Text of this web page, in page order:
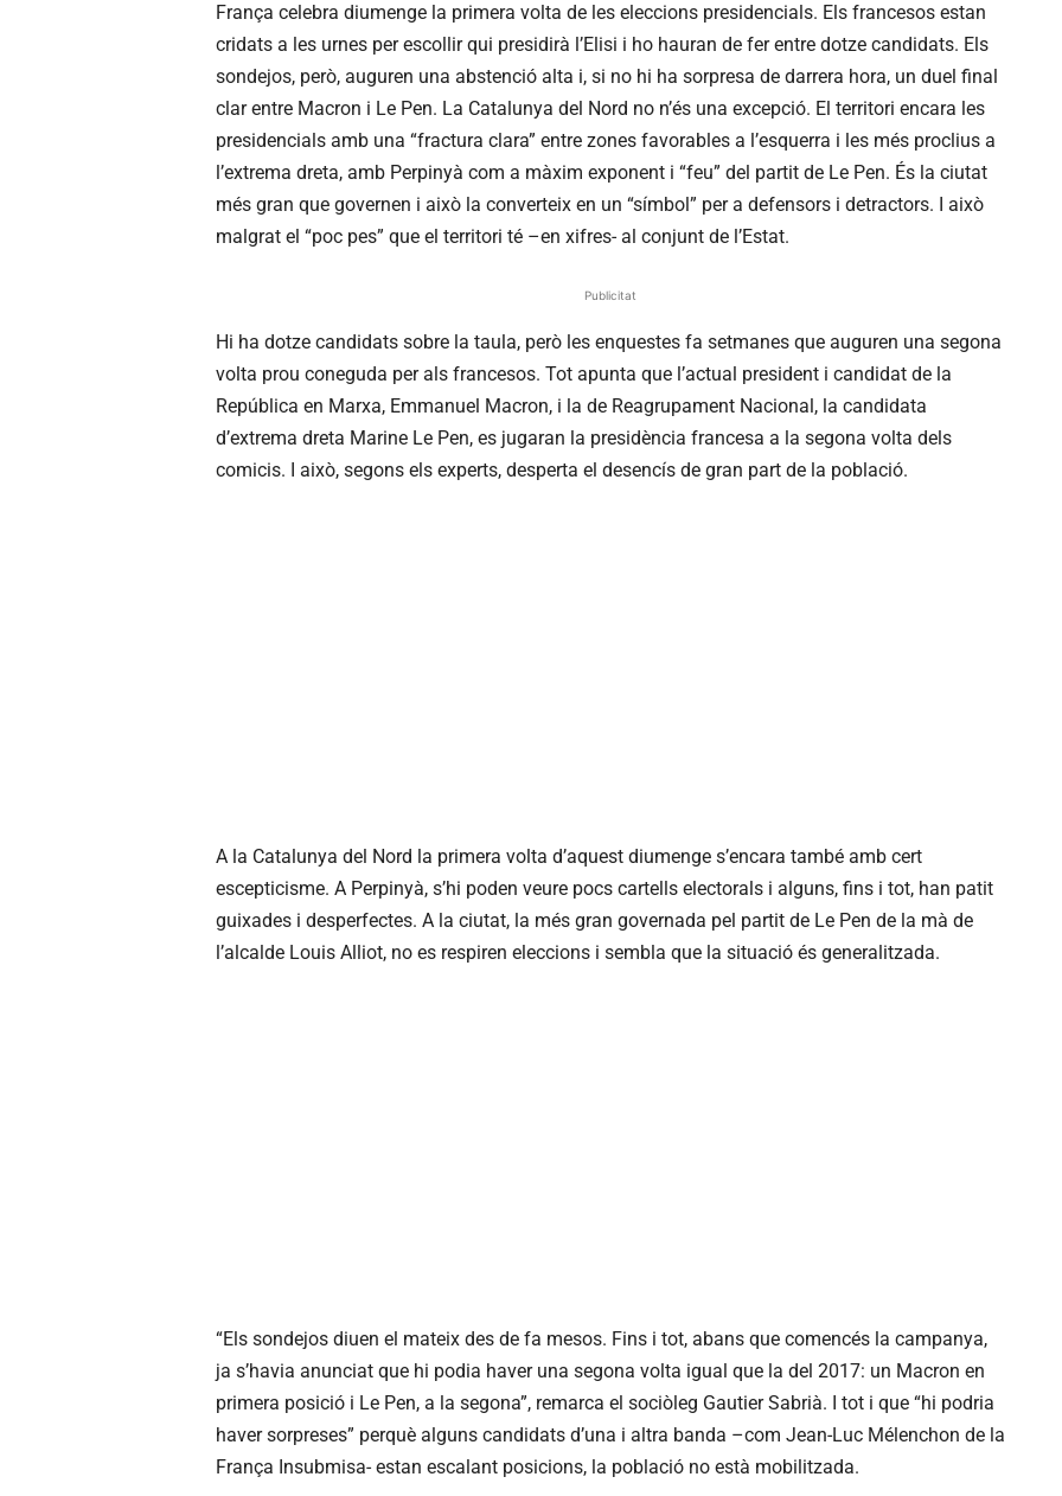
França celebra diumenge la primera volta de les eleccions presidencials. Els francesos estan
cridats a les urnes per escollir qui presidirà l’Elisi i ho hauran de fer entre dotze candidats. Els
sondejos, però, auguren una abstenció alta i, si no hi ha sorpresa de darrera hora, un duel final
clar entre Macron i Le Pen. La Catalunya del Nord no n’és una excepció. El territori encara les
presidencials amb una “fractura clara” entre zones favorables a l’esquerra i les més proclius a
l’extrema dreta, amb Perpinyà com a màxim exponent i “feu” del partit de Le Pen. És la ciutat
més gran que governen i això la converteix en un “símbol” per a defensors i detractors. I això
malgrat el “poc pes” que el territori té –en xifres- al conjunt de l’Estat.
Publicitat
Hi ha dotze candidats sobre la taula, però les enquestes fa setmanes que auguren una segona
volta prou coneguda per als francesos. Tot apunta que l’actual president i candidat de la
República en Marxa, Emmanuel Macron, i la de Reagrupament Nacional, la candidata
d’extrema dreta Marine Le Pen, es jugaran la presidència francesa a la segona volta dels
comicis. I això, segons els experts, desperta el desencís de gran part de la població.
A la Catalunya del Nord la primera volta d’aquest diumenge s’encara també amb cert
escepticisme. A Perpinyà, s’hi poden veure pocs cartells electorals i alguns, fins i tot, han patit
guixades i desperfectes. A la ciutat, la més gran governada pel partit de Le Pen de la mà de
l’alcalde Louis Alliot, no es respiren eleccions i sembla que la situació és generalitzada.
“Els sondejos diuen el mateix des de fa mesos. Fins i tot, abans que comencés la campanya,
ja s’havia anunciat que hi podia haver una segona volta igual que la del 2017: un Macron en
primera posició i Le Pen, a la segona”, remarca el sociòleg Gautier Sabrià. I tot i que “hi podria
haver sorpreses” perquè alguns candidats d’una i altra banda –com Jean-Luc Mélenchon de la
França Insubmisa- estan escalant posicions, la població no està mobilitzada.